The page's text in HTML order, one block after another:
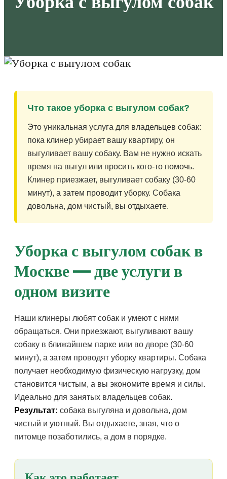
Что такое уборка с выгулом собак?
Это уникальная услуга для владельцев собак:
пока клинер убирает вашу квартиру, он
выгуливает вашу собаку. Вам не нужно искать
время на выгул или просить кого-то помочь.
Клинер приезжает, выгуливает собаку (30-60
минут), а затем проводит уборку. Собака
довольна, дом чистый, вы отдыхаете.
Уборка с выгулом собак в
Москве — две услуги в
одном визите
Наши клинеры любят собак и умеют с ними
обращаться. Они приезжают, выгуливают вашу
собаку в ближайшем парке или во дворе (30-60
минут), а затем проводят уборку квартиры. Собака
получает необходимую физическую нагрузку, дом
становится чистым, а вы экономите время и силы.
Идеально для занятых владельцев собак.
Результат: собака выгуляна и довольна, дом
чистый и уютный. Вы отдыхаете, зная, что о
питомце позаботились, а дом в порядке.